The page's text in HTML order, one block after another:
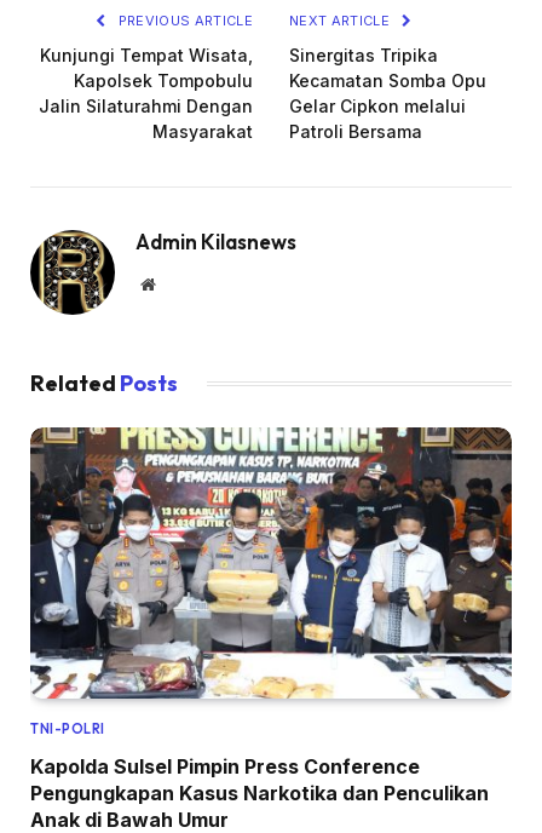
PREVIOUS ARTICLE
Kunjungi Tempat Wisata,
Kapolsek Tompobulu
Jalin Silaturahmi Dengan
Masyarakat
NEXT ARTICLE
Sinergitas Tripika
Kecamatan Somba Opu
Gelar Cipkon melalui
Patroli Bersama
Admin Kilasnews
Website
Related Posts
TNI-POLRI
Kapolda Sulsel Pimpin Press Conference
Pengungkapan Kasus Narkotika dan Penculikan
Anak di Bawah Umur